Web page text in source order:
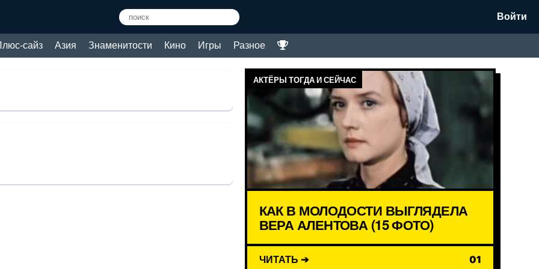
Войти
сайз Азия Знаменитости Кино Игры Разное
АКТЁРЫ ТОГДА И СЕЙЧАС
КАК В МОЛОДОСТИ ВЫГЛЯДЕЛА
ВЕРА АЛЕНТОВА (15 ФОТО)
ЧИТАТЬ ➔ 01